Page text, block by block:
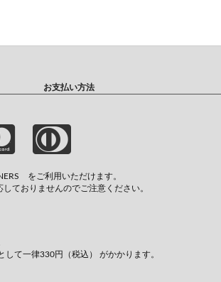
お支払い方法
をご利用いただけます。
しておりませんのでご注意ください。
して一律330円（税込） がかかります。